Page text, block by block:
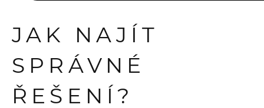
JAK NAJÍT
SPRÁVNÉ
ŘEŠENÍ?